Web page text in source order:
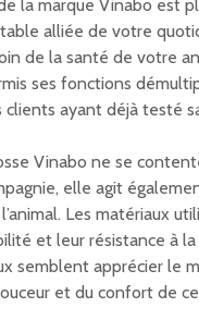
la marque Vinabo est
alliée de votre
de la santé de votre
ses fonctions
ayant déjà testé
Vinabo ne se
elle agit
Les matériaux
et leur résistance à
semblent apprécier le
et du confort de